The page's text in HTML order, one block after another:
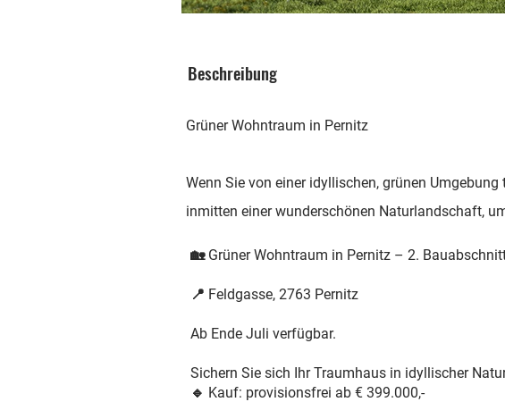
Beschreibung
Grüner Wohntraum in Pernitz
Wenn Sie von einer idyllischen, grünen
inmitten einer wunderschönen Naturlandschaft,
🏡 Grüner Wohntraum in Pernitz – 2.
📍 Feldgasse, 2763 Pernitz
Ab Ende Juli verfügbar.
Sichern Sie sich Ihr Traumhaus in idyllischer
🔹 Kauf: provisionsfrei ab € 399.000,-